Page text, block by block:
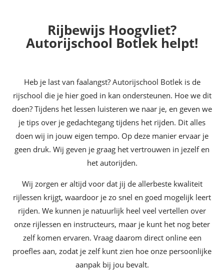
Rijbewijs Hoogvliet?
Autorijschool Botlek helpt!
Heb je last van faalangst? Autorijschool Botlek is de
rijschool die je hier goed in kan ondersteunen. Hoe we dit
doen? Tijdens het lessen luisteren we naar je, en geven we
je tips over je gedachtegang tijdens het rijden. Dit alles
doen wij in jouw eigen tempo. Op deze manier ervaar je
geen druk. Wij geven je graag het vertrouwen in jezelf en
het autorijden.
Wij zorgen er altijd voor dat jij de allerbeste kwaliteit
rijlessen krijgt, waardoor je zo snel en goed mogelijk leert
rijden. We kunnen je natuurlijk heel veel vertellen over
onze rijlessen en instructeurs, maar je kunt het nog beter
zelf komen ervaren. Vraag daarom direct online een
proefles aan, zodat je zelf kunt zien hoe onze persoonlijke
aanpak bij jou bevalt.